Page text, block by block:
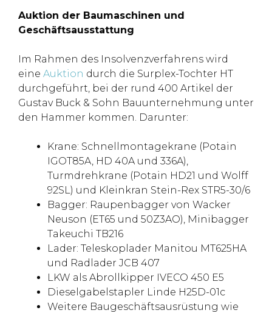
Auktion der Baumaschinen und
Geschäftsausstattung
Im Rahmen des Insolvenzverfahrens wird
eine Auktion durch die Surplex-Tochter HT
durchgeführt, bei der rund 400 Artikel der
Gustav Buck & Sohn Bauunternehmung unter
den Hammer kommen. Darunter:
Krane: Schnellmontagekrane (Potain
IGOT85A, HD 40A und 336A),
Turmdrehkrane (Potain HD21 und Wolff
92SL) und Kleinkran Stein-Rex STR5-30/6
Bagger: Raupenbagger von Wacker
Neuson (ET65 und 50Z3AO), Minibagger
Takeuchi TB216
Lader: Teleskoplader Manitou MT625HA
und Radlader JCB 407
LKW als Abrollkipper IVECO 450 E5
Dieselgabelstapler Linde H25D-01c
Weitere Baugeschäftsausrüstung wie